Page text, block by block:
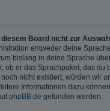
Board nicht zur
entweder deine
bislang in deine Sprache
ob er das Sprachpaket, das du
nicht existiert, würden wir
Informationen dazu
phpBB.de gefunden werden.